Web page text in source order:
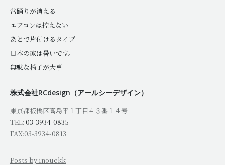
盆踊りが消える
エアコンは控えない
あとで片付けるタイプ
日本の家は暑いです。
無駄な椅子が大事
株式会社RCdesign（アールシーデザイン）
東京都板橋区高島平１丁目４３番１４号
TEL: 03-3934-0835
FAX:03-3934-0813
Posts by inouekk